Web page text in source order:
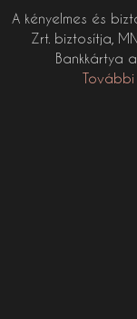
A kényelmes és
Zrt. biztosítja,
Bankkártya